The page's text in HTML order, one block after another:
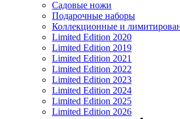
Садовые ножи
Подарочные наборы
Коллекционные и
Limited Edition 2020
Limited Edition 2019
Limited Edition 2021
Limited Edition 2022
Limited Edition 2023
Limited Edition 2024
Limited Edition 2025
Limited Edition 2026